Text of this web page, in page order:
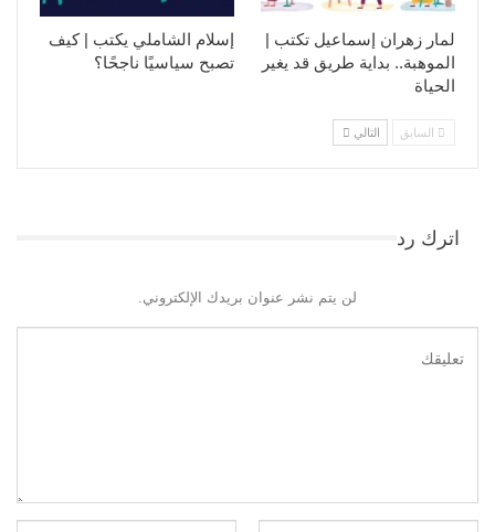
إسلام الشاملي يكتب | كيف
تصبح سياسيًا ناجحًا؟
لمار زهران إسماعيل تكتب |
الموهبة.. بداية طريق قد يغير
الحياة
السابق التالي
اترك رد
لن يتم نشر عنوان بريدك الإلكتروني.